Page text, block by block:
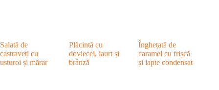
Salată de
castraveți cu
usturoi și mărar
Plăcintă cu
dovlecei, iaurt și
brânză
Înghețată de
caramel cu frișcă
și lapte condensat